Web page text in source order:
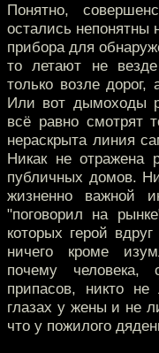
Понятно,
остались непонятны
прибора для
то летают не
только возле
Или вот дымоходы
всё равно смотрят
нераскрыта линия
Никак не отражена
публичных домов.
жизненно важной
"поговорил на
которых герой
ничего кроме
почему человека,
припасов, никто
глазах у жены и не
что у пожилого